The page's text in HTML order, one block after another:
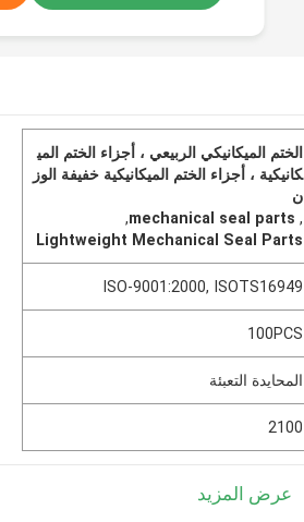
الختم الميكانيكي الربيعي ، أجزاء الختم المي
كانيكية ، أجزاء الختم الميكانيكية خفيفة الوز
ن
,
mechanical seal parts
,
Lightweight Mechanical Seal Parts
ISO-9001:2000, ISOTS16949
100PCS
المحايدة التعبئة
2100
عرض المزيد